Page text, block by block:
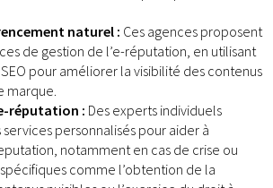
naturel : Ces agences proposent
de gestion de l’e-réputation, en utilisant
pour améliorer la visibilité des contenus
marque.
réputation : Des experts individuels
personnalisés pour aider à
notamment en cas de crise ou
comme l’obtention de la